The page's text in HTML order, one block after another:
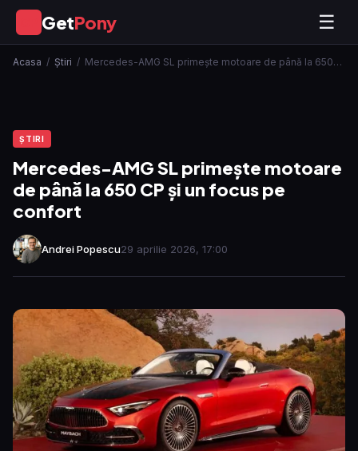
GetPony ☰
Acasa / Ştiri / Mercedes-AMG SL primește motoare de până la 650…
ŞTIRI
Mercedes-AMG SL primește motoare
de până la 650 CP și un focus pe
confort
Andrei Popescu29 aprilie 2026, 17:00